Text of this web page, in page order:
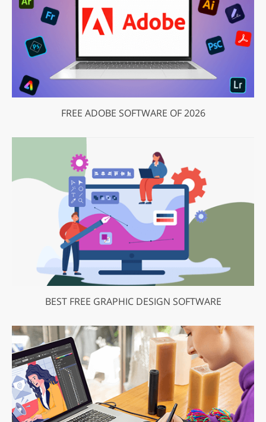
FREE ADOBE SOFTWARE OF 2026
BEST FREE GRAPHIC DESIGN SOFTWARE